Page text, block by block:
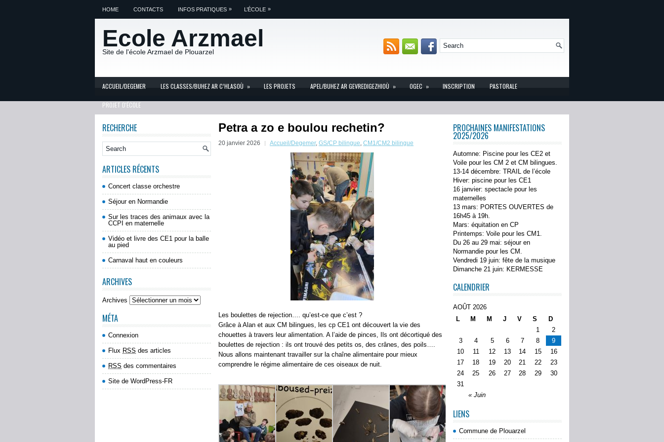
HOME CONTACTS INFOS PRATIQUES » L’ÉCOLE »
Ecole Arzmael
Site de l'école Arzmael de Plouarzel
ACCUEIL/DEGEMER LES CLASSES/BUHEZ AR C’HLASOÙ » LES PROJETS APEL/BUHEZ AR GEVREDIGEZHIOÙ » OGEC » INSCRIPTION PASTORALE
PROJET D'ÉCOLE
Petra a zo e boulou rechetin?
20 janvier 2026 Accueil/Degemer, GS/CP bilingue, CM1/CM2 bilingue
Les boulettes de rejection…. qu’est-ce que c’est ?
Grâce à Alan et aux CM bilingues, les cp CE1 ont découvert la vie des
chouettes à travers leur alimentation. A l’aide de pinces, Ils ont décortiqué des
boulettes de rejection : ils ont trouvé des petits os, des crânes, des poils….
Nous allons maintenant travailler sur la chaîne alimentaire pour mieux
comprendre le régime alimentaire de ces oiseaux de nuit.
RECHERCHE
ARTICLES RÉCENTS
Concert classe orchestre
Séjour en Normandie
Sur les traces des animaux avec la
CCPI en maternelle
Vidéo et livre des CE1 pour la balle
au pied
Carnaval haut en couleurs
ARCHIVES
Archives
MÉTA
Connexion
Flux RSS des articles
RSS des commentaires
Site de WordPress-FR
PROCHAINES MANIFESTATIONS
2025/2026
Automne: Piscine pour les CE2 et
Voile pour les CM 2 et CM bilingues.
13-14 décembre: TRAIL de l’école
Hiver: piscine pour les CE1
16 janvier: spectacle pour les
maternelles
13 mars: PORTES OUVERTES de
16h45 à 19h.
Mars: équitation en CP
Printemps: Voile pour les CM1.
Du 26 au 29 mai: séjour en
Normandie pour les CM.
Vendredi 19 juin: fête de la musique
Dimanche 21 juin: KERMESSE
CALENDRIER
AOÛT 2026
L
M M J V S D
« Juin
1
2
3
4 5 6 7 8
9
10
11 12 13 14 15
16
17
18 19 20 21 22
23
24
25 26 27 28 29
30
31
LIENS
Commune de Plouarzel